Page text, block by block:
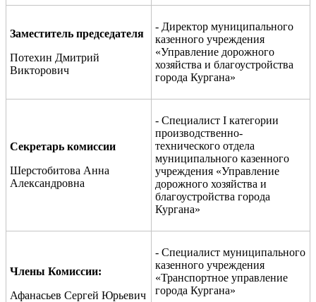
Заместитель председателя
Потехин Дмитрий
Викторович
- Директор муниципального
казенного учреждения
«Управление дорожного
хозяйства и благоустройства
города Кургана»
Секретарь комиссии
Шерстобитова Анна
Александровна
- Специалист I категории
производственно-
технического отдела
муниципального казенного
учреждения «Управление
дорожного хозяйства и
благоустройства города
Кургана»
Члены Комиссии:
Афанасьев Сергей Юрьевич
- Специалист муниципального
казенного учреждения
«Транспортное управление
города Кургана»